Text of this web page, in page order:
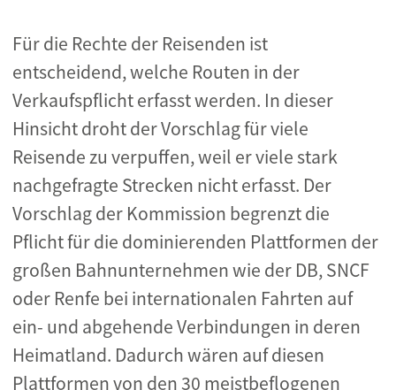
Für die Rechte der Reisenden ist
entscheidend, welche Routen in der
Verkaufspflicht erfasst werden. In dieser
Hinsicht droht der Vorschlag für viele
Reisende zu verpuffen, weil er viele stark
nachgefragte Strecken nicht erfasst. Der
Vorschlag der Kommission begrenzt die
Pflicht für die dominierenden Plattformen der
großen Bahnunternehmen wie der DB, SNCF
oder Renfe bei internationalen Fahrten auf
ein- und abgehende Verbindungen in deren
Heimatland. Dadurch wären auf diesen
Plattformen von den 30 meistbeflogenen